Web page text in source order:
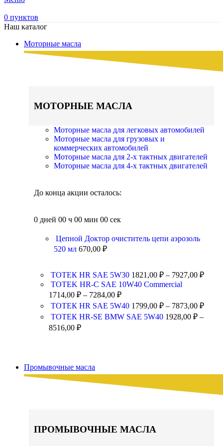
0 пунктов
Наш каталог
Моторные масла
МОТОРНЫЕ МАСЛА
Моторные масла для легковых автомобилей
Моторные масла для грузовых и
коммерческих автомобилей
Моторные масла для 2-х тактных двигателей
Моторные масла для 4-х тактных двигателей
До конца акции осталось:
0 дней 00 ч 00 мин 00 сек
Цепной Доктор очиститель цепи аэрозоль
520 мл 670,00 ₽
ТОТЕК HR SAE 5W30 1821,00 ₽ – 7927,00 ₽
TOTEK HR-C SAE 10W40 Commercial
1714,00 ₽ – 7284,00 ₽
ТОТЕК HR SAE 5W40 1799,00 ₽ – 7873,00 ₽
ТОТЕК HR-SE BMW SAE 5W40 1928,00 ₽ –
8516,00 ₽
Промывочные масла
ПРОМЫВОЧНЫЕ МАСЛА